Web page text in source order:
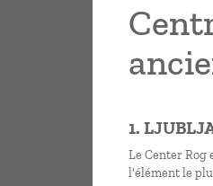
1.
Le Center Rog
l'élément le